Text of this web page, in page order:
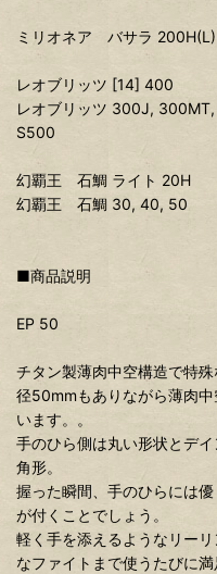
ミリオネア バサラ 200H(L)
レオブリッツ [14] 400
レオブリッツ 300J,
S500
幻覇王 石鯛 ライト 20H
幻覇王 石鯛 30, 40, 50
■商品説明
EP 50
チタン製薄肉中空構造で特
径50mmもありながら薄肉
います。。
手のひら側は丸い形状とデ
角形。
握った瞬間、手のひらには
が付くことでしょう。
軽く手を添えるようなリー
なファイトまで使うたびに